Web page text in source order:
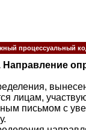
процессуальный
Направление
лицам,
письмом с